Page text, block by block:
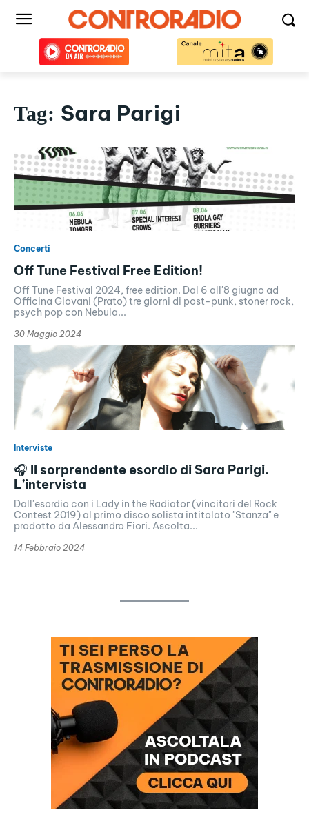
Tag: Sara Parigi
Concerti
Off Tune Festival Free Edition!
Off Tune Festival 2024, free edition. Dal 6 all'8 giugno ad
Officina Giovani (Prato) tre giorni di post-punk, stoner rock,
psych pop con Nebula...
30 Maggio 2024
Interviste
🎧 Il sorprendente esordio di Sara Parigi.
L’intervista
Dall'esordio con i Lady in the Radiator (vincitori del Rock
Contest 2019) al primo disco solista intitolato "Stanza" e
prodotto da Alessandro Fiori. Ascolta...
14 Febbraio 2024